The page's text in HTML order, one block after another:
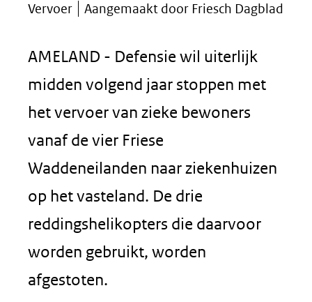
Vervoer
Aangemaakt door Friesch Dagblad
AMELAND - Defensie wil uiterlijk
midden volgend jaar stoppen met
het vervoer van zieke bewoners
vanaf de vier Friese
Waddeneilanden naar ziekenhuizen
op het vasteland. De drie
reddingshelikopters die daarvoor
worden gebruikt, worden
afgestoten.